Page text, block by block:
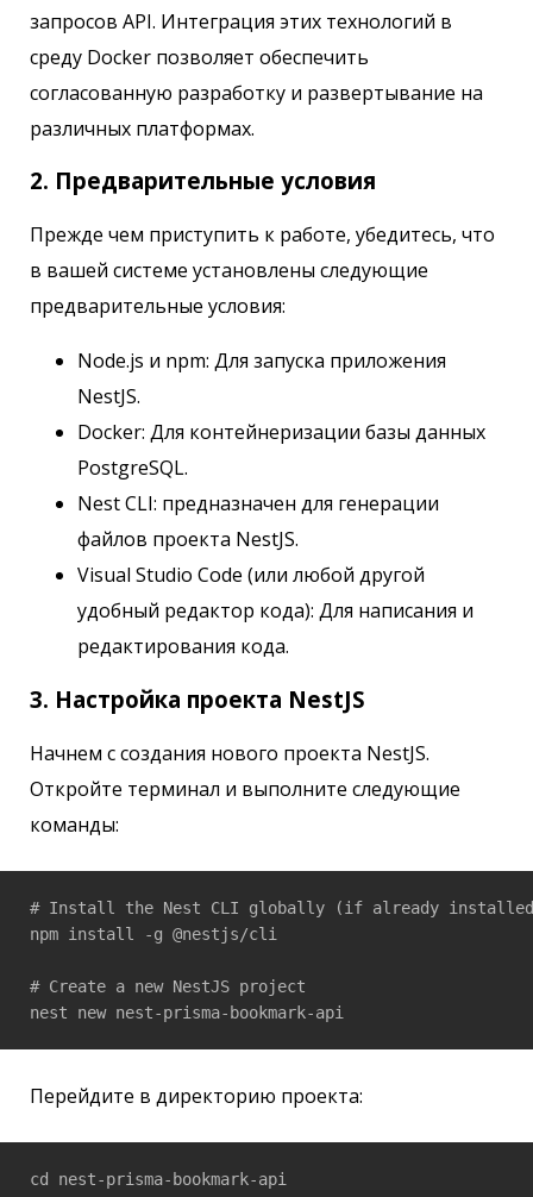
запросов API. Интеграция этих технологий в
среду Docker позволяет обеспечить
согласованную разработку и развертывание на
различных платформах.
2. Предварительные условия
Прежде чем приступить к работе, убедитесь, что
в вашей системе установлены следующие
предварительные условия:
Node.js и npm: Для запуска приложения
NestJS.
Docker: Для контейнеризации базы данных
PostgreSQL.
Nest CLI: предназначен для генерации
файлов проекта NestJS.
Visual Studio Code (или любой другой
удобный редактор кода): Для написания и
редактирования кода.
3. Настройка проекта NestJS
Начнем с создания нового проекта NestJS.
Откройте терминал и выполните следующие
команды:
# Install the Nest CLI globally (if already installed
npm install -g @nestjs/cli
# Create a new NestJS project
nest new nest-prisma-bookmark-api
Перейдите в директорию проекта:
cd nest-prisma-bookmark-api